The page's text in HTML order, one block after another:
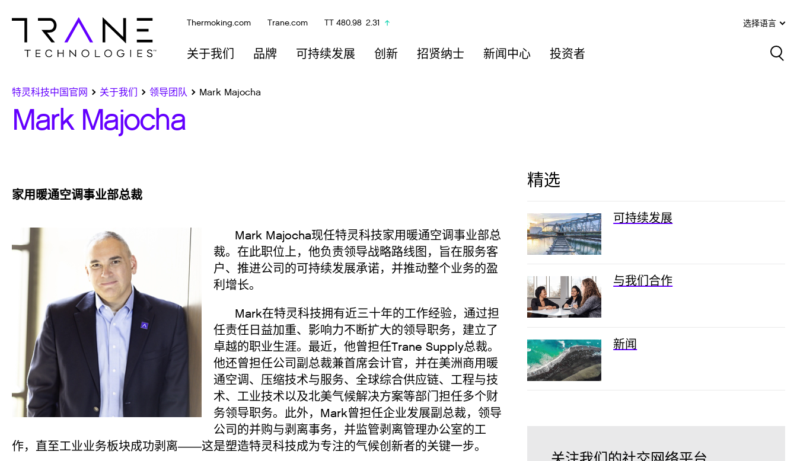
关于我们 品牌 可持续发展 创新 招贤纳士 新闻中心 投资者
选择语言
Thermoking.com Trane.com TT 480.98 2.31
特灵科技中国官网 关于我们 领导团队 Mark Majocha
Mark Majocha
家用暖通空调事业部总裁
Mark Majocha现任特灵科技家用暖通空调事业部总
裁。在此职位上，他负责领导战略路线图，旨在服务客
户、推进公司的可持续发展承诺，并推动整个业务的盈
利增长。
Mark在特灵科技拥有近三十年的工作经验，通过担
任责任日益加重、影响力不断扩大的领导职务，建立了
卓越的职业生涯。最近，他曾担任Trane Supply总裁。
他还曾担任公司副总裁兼首席会计官，并在美洲商用暖
通空调、压缩技术与服务、全球综合供应链、工程与技
术、工业技术以及北美气候解决方案等部门担任多个财
务领导职务。此外，Mark曾担任企业发展副总裁，领导
公司的并购与剥离事务，并监管剥离管理办公室的工
作，直至工业业务板块成功剥离——这是塑造特灵科技成为专注的气候创新者的关键一步。
精选
可持续发展
与我们合作
新闻